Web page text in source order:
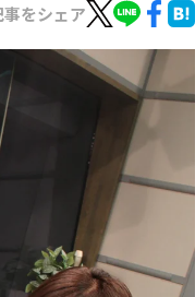
事をシェア